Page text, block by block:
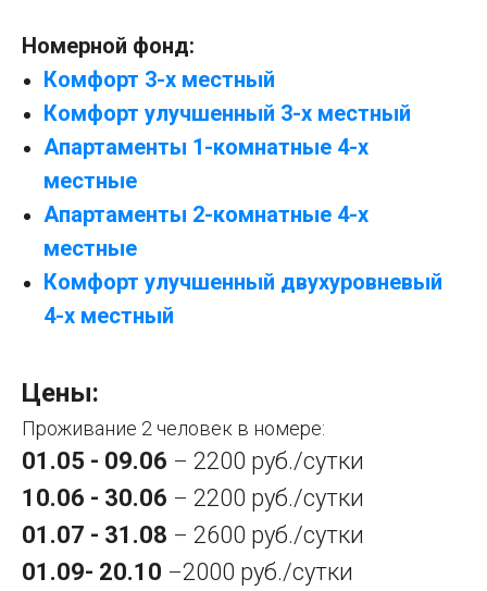
Номерной фонд:
Комфорт 3-х местный
Комфорт улучшенный 3-х местный
Апартаменты 1-комнатные 4-х
местные
Апартаменты 2-комнатные 4-х
местные
Комфорт улучшенный двухуровневый
4-х местный
Цены:
Проживание 2 человек в номере:
01.05 - 09.06 – 2200 руб./сутки
10.06 - 30.06 – 2200 руб./сутки
01.07 - 31.08 – 2600 руб./сутки
01.09- 20.10 –2000 руб./сутки